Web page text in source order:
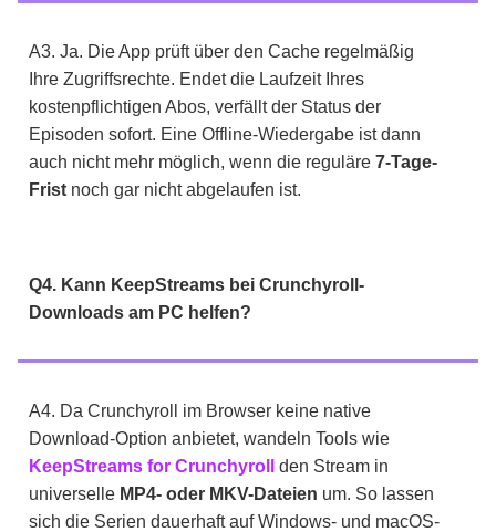
A3. Ja. Die App prüft über den Cache regelmäßig
Ihre Zugriffsrechte. Endet die Laufzeit Ihres
kostenpflichtigen Abos, verfällt der Status der
Episoden sofort. Eine Offline-Wiedergabe ist dann
auch nicht mehr möglich, wenn die reguläre 7-Tage-
Frist noch gar nicht abgelaufen ist.
Q4. Kann KeepStreams bei Crunchyroll-
Downloads am PC helfen?
A4. Da Crunchyroll im Browser keine native
Download-Option anbietet, wandeln Tools wie
KeepStreams for Crunchyroll
den Stream in
universelle MP4- oder MKV-Dateien um. So lassen
sich die Serien dauerhaft auf Windows- und macOS-